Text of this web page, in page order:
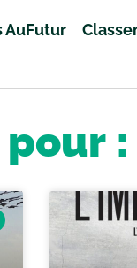
AuFutur